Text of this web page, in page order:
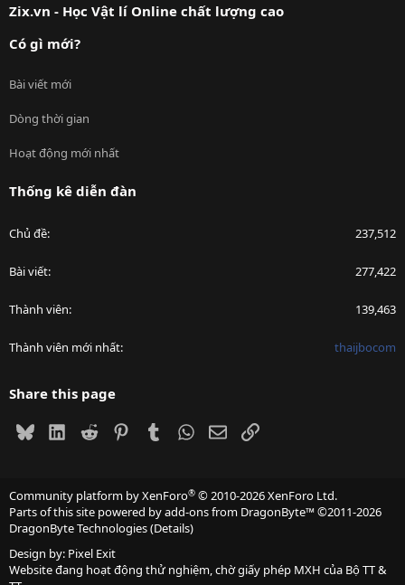
Zix.vn - Học Vật lí Online chất lượng cao
Có gì mới?
Bài viết mới
Dòng thời gian
Hoạt động mới nhất
Thống kê diễn đàn
Chủ đề 237,512
Bài viết 277,422
Thành viên 139,463
Thành viên mới nhất thaijbocom
Share this page
BlueskyLinkedIn
Reddit PinterestTumblrWhatsApp
EmailLink
Community platform by XenForo® © 2010-2026 XenForo Ltd.
Parts of this site powered byadd-ons from DragonByte™©2011-2026
DragonByte Technologies(Details)
Design by: Pixel Exit
Website đang hoạt động thử nghiệm, chờ giấy phép MXH của Bộ TT &